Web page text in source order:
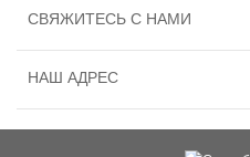
СВЯЖИТЕСЬ С НАМИ
НАШ АДРЕС